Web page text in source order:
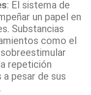
: El sistema de
un papel en
Substancias
como el
repetición
pesar de sus